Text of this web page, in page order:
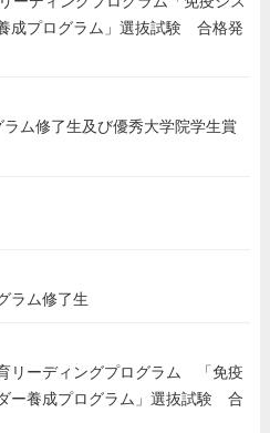
成プログラム」選抜試験 合格発
ム修了生及び優秀大学院学生賞
ラム修了生
リーディングプログラム 「免疫
ー養成プログラム」選抜試験 合